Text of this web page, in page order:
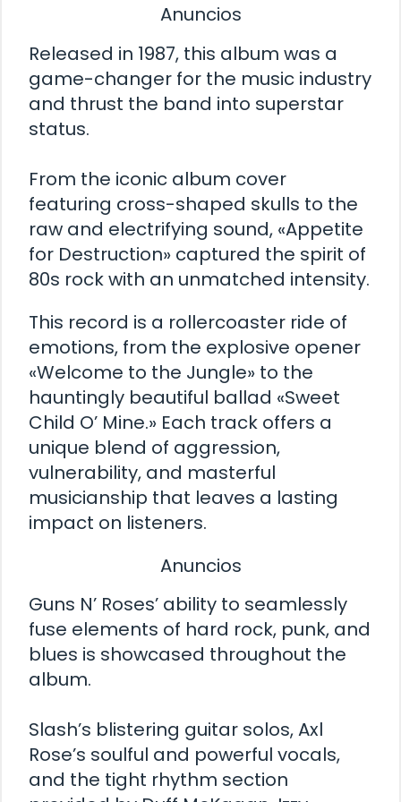
Anuncios
Released in 1987, this album was a
game-changer for the music industry
and thrust the band into superstar
status.
From the iconic album cover
featuring cross-shaped skulls to the
raw and electrifying sound, «Appetite
for Destruction» captured the spirit of
80s rock with an unmatched intensity.
This record is a rollercoaster ride of
emotions, from the explosive opener
«Welcome to the Jungle» to the
hauntingly beautiful ballad «Sweet
Child O’ Mine.» Each track offers a
unique blend of aggression,
vulnerability, and masterful
musicianship that leaves a lasting
impact on listeners.
Anuncios
Guns N’ Roses’ ability to seamlessly
fuse elements of hard rock, punk, and
blues is showcased throughout the
album.
Slash’s blistering guitar solos, Axl
Rose’s soulful and powerful vocals,
and the tight rhythm section